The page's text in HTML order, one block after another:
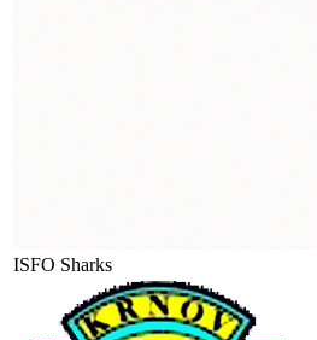
ISFO Sharks